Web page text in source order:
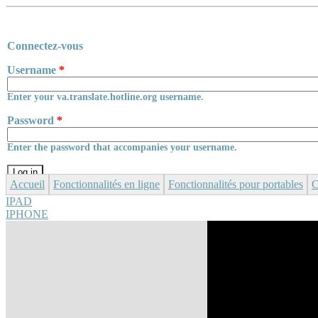
Connectez-vous
Username *
Enter your va.translate.hotline.org username.
Password *
Enter the password that accompanies your username.
Accueil Fonctionnalités en ligne Fonctionnalités pour portables
IPAD
IPHONE